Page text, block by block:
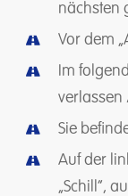
nächsten
Vor dem
Im
verlassen
Sie
Auf der
„Schill“,